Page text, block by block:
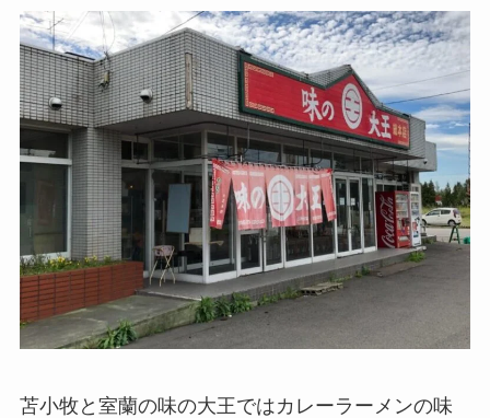
苫小牧と室蘭の味の大王ではカレーラーメンの味